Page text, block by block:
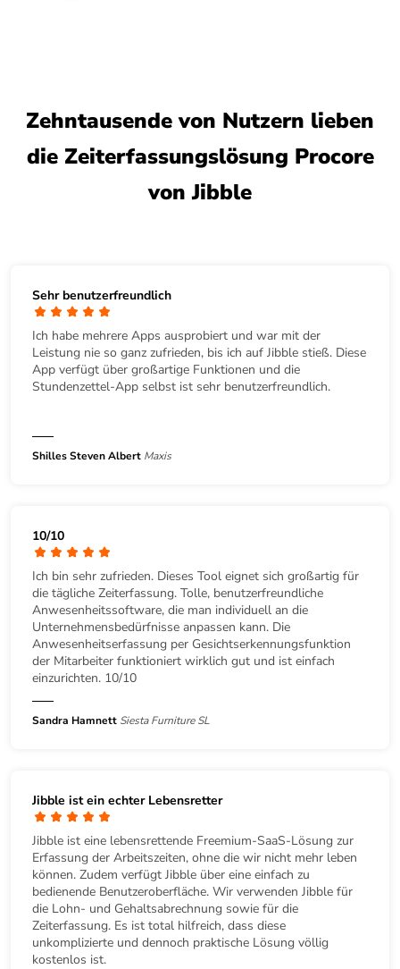
Zehntausende von Nutzern lieben
die Zeiterfassungslösung Procore
von Jibble
Sehr benutzerfreundlich
Ich habe mehrere Apps ausprobiert und war mit der
Leistung nie so ganz zufrieden, bis ich auf Jibble stieß. Diese
App verfügt über großartige Funktionen und die
Stundenzettel-App selbst ist sehr benutzerfreundlich.
Shilles Steven Albert Maxis
10/10
Ich bin sehr zufrieden. Dieses Tool eignet sich großartig für
die tägliche Zeiterfassung. Tolle, benutzerfreundliche
Anwesenheitssoftware, die man individuell an die
Unternehmensbedürfnisse anpassen kann. Die
Anwesenheitserfassung per Gesichtserkennungsfunktion
der Mitarbeiter funktioniert wirklich gut und ist einfach
einzurichten. 10/10
Sandra Hamnett Siesta Furniture SL
Jibble ist ein echter Lebensretter
Jibble ist eine lebensrettende Freemium-SaaS-Lösung zur
Erfassung der Arbeitszeiten, ohne die wir nicht mehr leben
können. Zudem verfügt Jibble über eine einfach zu
bedienende Benutzeroberfläche. Wir verwenden Jibble für
die Lohn- und Gehaltsabrechnung sowie für die
Zeiterfassung. Es ist total hilfreich, dass diese
unkomplizierte und dennoch praktische Lösung völlig
kostenlos ist.